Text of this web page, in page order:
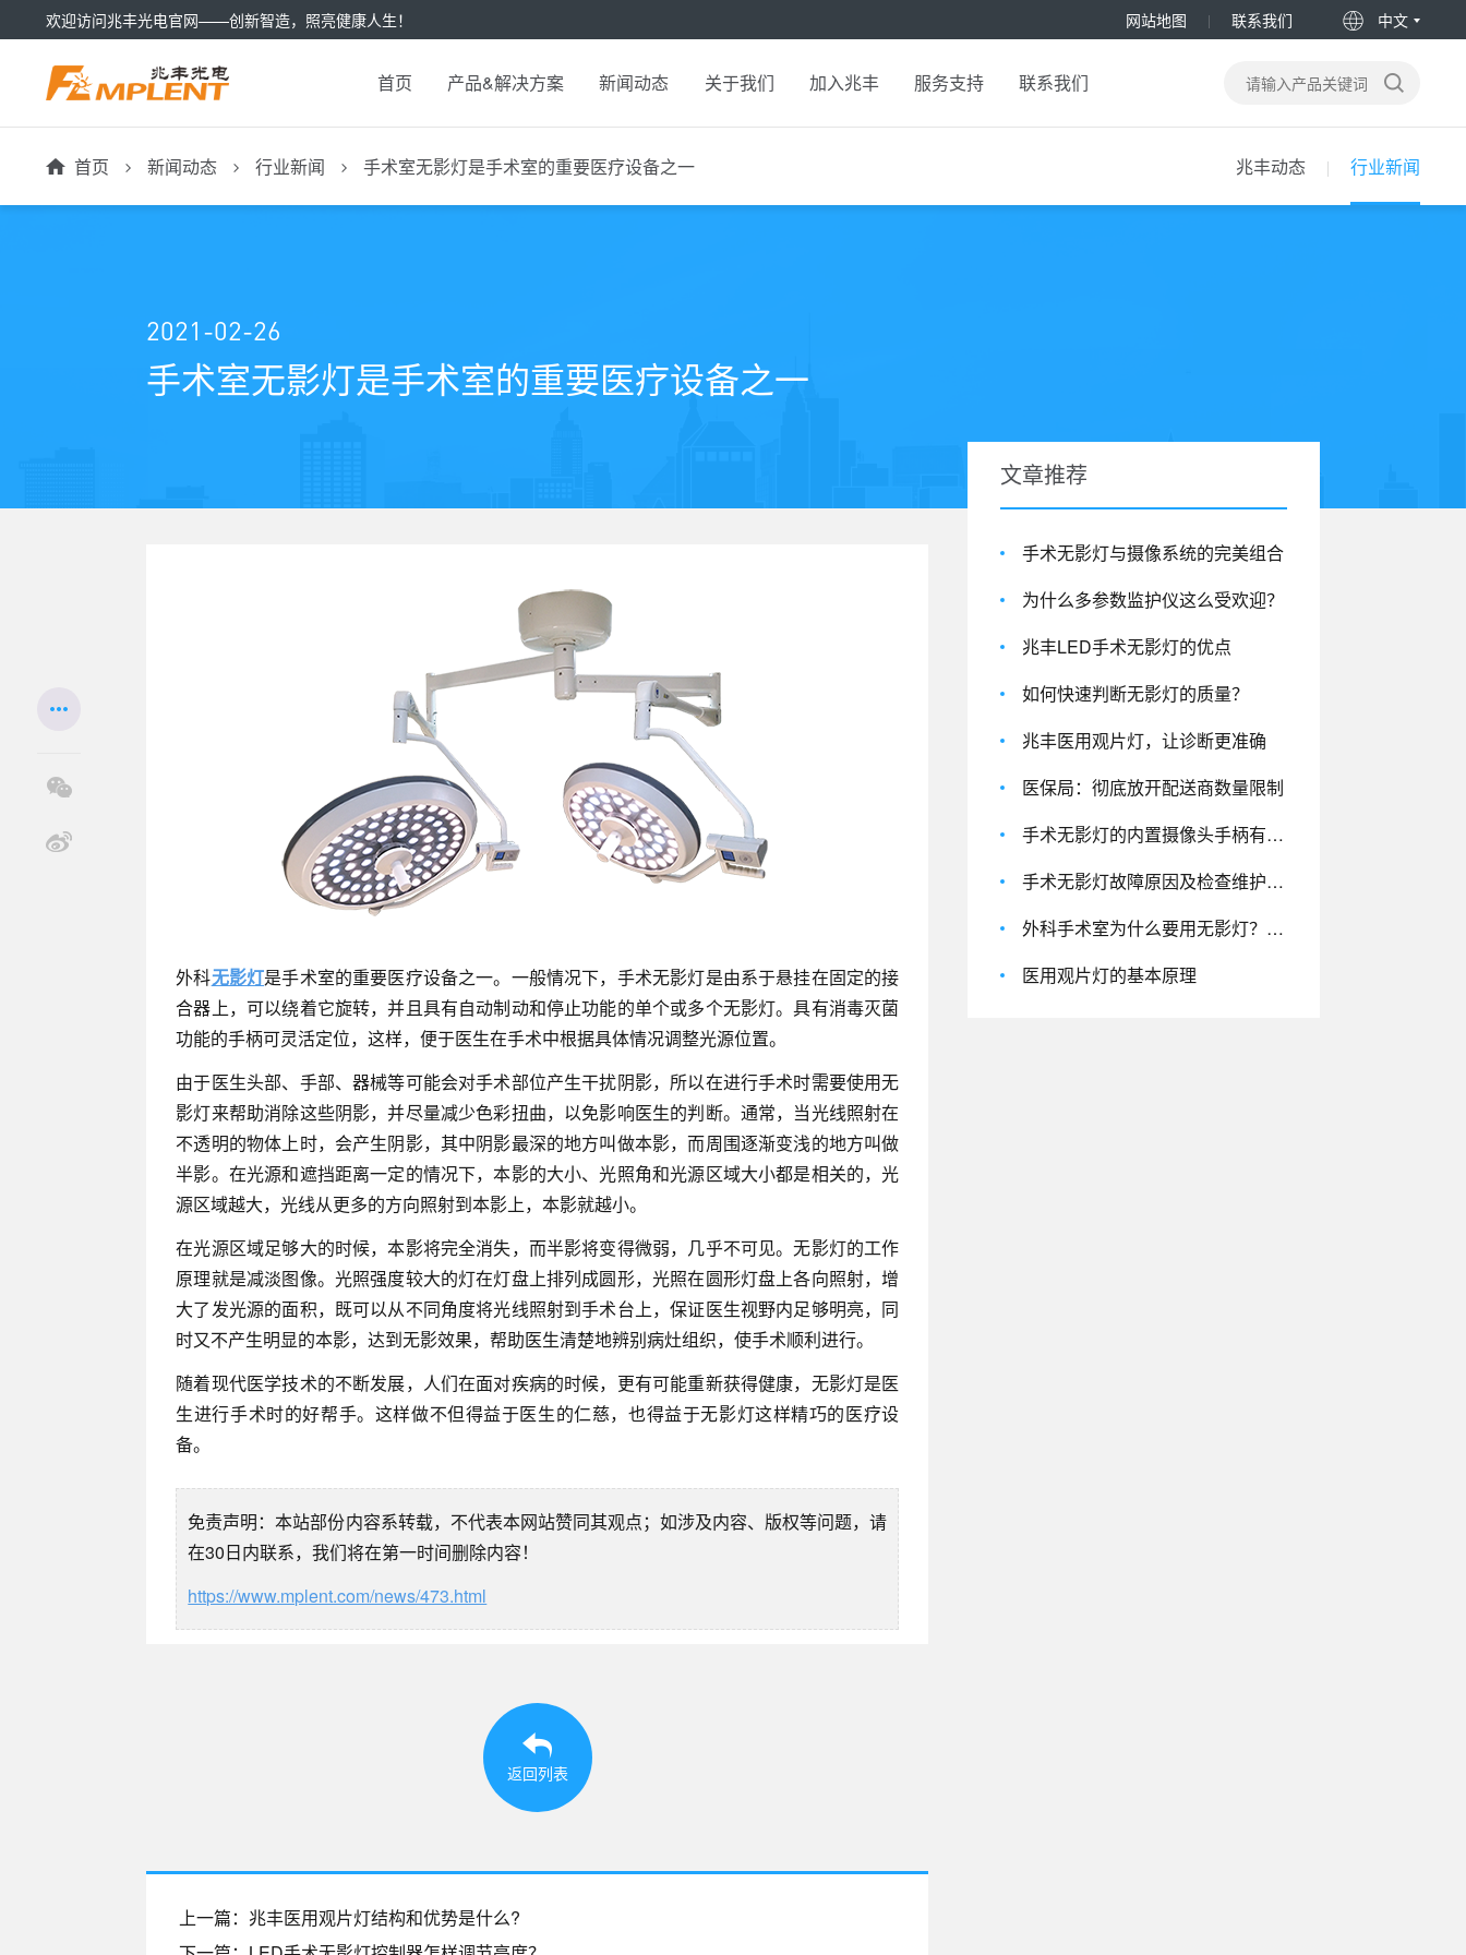
欢迎访问兆丰光电官网——创新智造，照亮健康人生！ 网站地图 联系我们 中文
首页 产品&解决方案 新闻动态 关于我们 加入兆丰 服务支持 联系我们
首页 新闻动态 行业新闻 手术室无影灯是手术室的重要医疗设备之一 兆丰动态 行业新闻
2021-02-26
手术室无影灯是手术室的重要医疗设备之一
外科无影灯是手术室的重要医疗设备之一。一般情况下，手术无影灯是由系于悬挂在固定的接
合器上，可以绕着它旋转，并且具有自动制动和停止功能的单个或多个无影灯。具有消毒灭菌
功能的手柄可灵活定位，这样，便于医生在手术中根据具体情况调整光源位置。
由于医生头部、手部、器械等可能会对手术部位产生干扰阴影，所以在进行手术时需要使用无
影灯来帮助消除这些阴影，并尽量减少色彩扭曲，以免影响医生的判断。通常，当光线照射在
不透明的物体上时，会产生阴影，其中阴影最深的地方叫做本影，而周围逐渐变浅的地方叫做
半影。在光源和遮挡距离一定的情况下，本影的大小、光照角和光源区域大小都是相关的，光
源区域越大，光线从更多的方向照射到本影上，本影就越小。
在光源区域足够大的时候，本影将完全消失，而半影将变得微弱，几乎不可见。无影灯的工作
原理就是减淡图像。光照强度较大的灯在灯盘上排列成圆形，光照在圆形灯盘上各向照射，增
大了发光源的面积，既可以从不同角度将光线照射到手术台上，保证医生视野内足够明亮，同
时又不产生明显的本影，达到无影效果，帮助医生清楚地辨别病灶组织，使手术顺利进行。
随着现代医学技术的不断发展，人们在面对疾病的时候，更有可能重新获得健康，无影灯是医
生进行手术时的好帮手。这样做不但得益于医生的仁慈，也得益于无影灯这样精巧的医疗设
备。
免责声明：本站部份内容系转载，不代表本网站赞同其观点；如涉及内容、版权等问题，请
在30日内联系，我们将在第一时间删除内容！
https://www.mplent.com/news/473.html
返回列表
上一篇：兆丰医用观片灯结构和优势是什么?
文章推荐
手术无影灯与摄像系统的完美组合
为什么多参数监护仪这么受欢迎？
兆丰LED手术无影灯的优点
如何快速判断无影灯的质量？
兆丰医用观片灯，让诊断更准确
医保局：彻底放开配送商数量限制
手术无影灯的内置摄像头手柄有什么功能？
手术无影灯故障原因及检查维护方法
外科手术室为什么要用无影灯？无影灯原理又是什么呢？
医用观片灯的基本原理